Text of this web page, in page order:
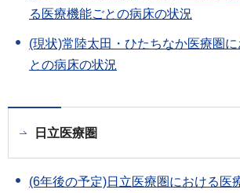
る医療機能ごとの病床の状況
(現状)常陸太田・ひたちなか医療圏
との病床の状況
日立医療圏
(6年後の予定)日立医療圏における医